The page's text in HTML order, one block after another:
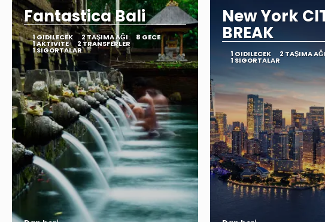
Fantastica Bali
1 GIDILECEK 2 TAŞIMA AĞI 8 GECE
1 AKTIVITE 2 TRANSFERLER
1 SIGORTALAR
New York
BREAK
1 GIDILECEK 2 TAŞIMA
1 SIGORTALAR